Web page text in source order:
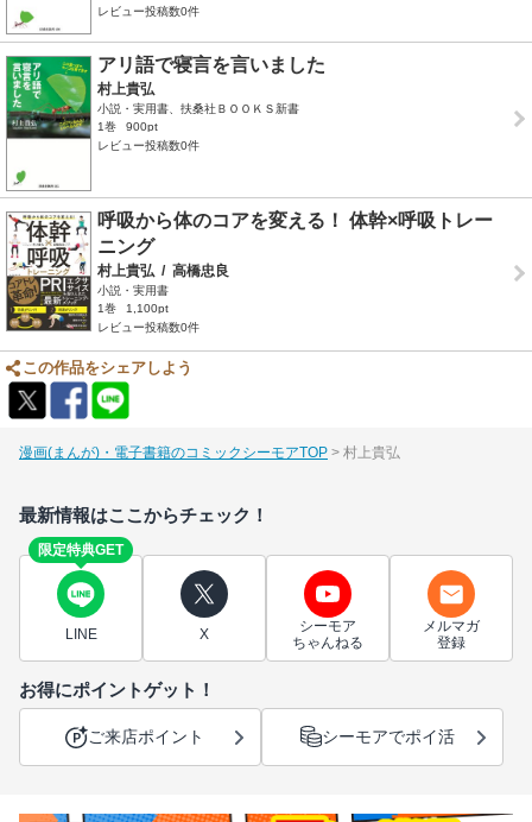
レビュー投稿数0件
アリ語で寝言を言いました
村上貴弘
小説・実用書、扶桑社ＢＯＯＫＳ新書
1巻
900pt
レビュー投稿数0件
呼吸から体のコアを変える！ 体幹×呼吸トレー
ニング
村上貴弘 / 高橋忠良
小説・実用書
1巻
1,100pt
レビュー投稿数0件
この作品をシェアしよう
漫画(まんが)・電子書籍のコミックシーモアTOP 村上貴弘
最新情報はここからチェック！
限定特典GET
LINE X
シーモア
ちゃんねる
メルマガ
登録
お得にポイントゲット！
ご来店ポイント シーモアでポイ活